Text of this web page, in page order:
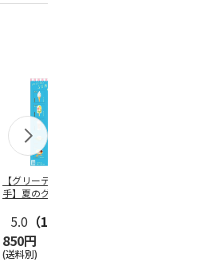
【グリーティング切
手】夏のグリーティ
5.0 （10）
850円
(送料別)